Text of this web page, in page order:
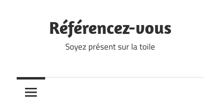
Référencez-vous
Soyez présent sur la toile